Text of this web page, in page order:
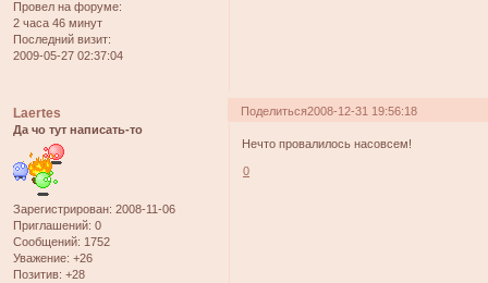
Провел на форуме:
2 часа 46 минут
Последний визит:
2009-05-27 02:37:04
Поделиться2008-12-31 19:56:18
Laertes
Да чо тут написать-то
Зарегистрирован: 2008-11-06
Приглашений: 0
Сообщений: 1752
Уважение: +26
Позитив: +28
Нечто провалилось насовсем!
0